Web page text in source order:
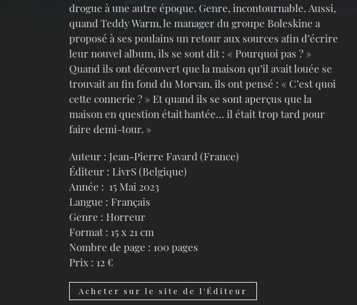
drogue à une autre époque. Genre, incontournable. Aussi,
quand Teddy Warm, le manager du groupe Boleskine a
proposé à ses poulains un retour aux sources afin d’écrire
leur nouvel album, ils se sont dit : « Pourquoi pas ? »
Quand ils ont découvert que la maison qu’il avait louée se
trouvait au fin fond du Morvan, ils ont pensé : « C’est quoi
cette connerie ? » Et quand ils se sont aperçus que la
maison en question était hantée… il était trop tard pour
faire demi-tour. »
Auteur : Jean-Pierre Favard (France)
Éditeur : LivrS (Belgique)
Année : 15 Mai 2023
Langue : Français
Genre : Horreur
Format : 15 x 21 cm
Nombre de page : 100 pages
Prix : 12 €
Acheter sur le site de l'Éditeur